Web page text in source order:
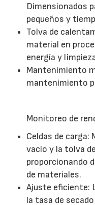
Dimensionados
pequeños y
Tolva de
material en
energía y
Mantenimiento
mantenimiento
Monitoreo de
Celdas de carga:
vacío y la tolva
proporcionando
de materiales.
Ajuste eficiente:
la tasa de